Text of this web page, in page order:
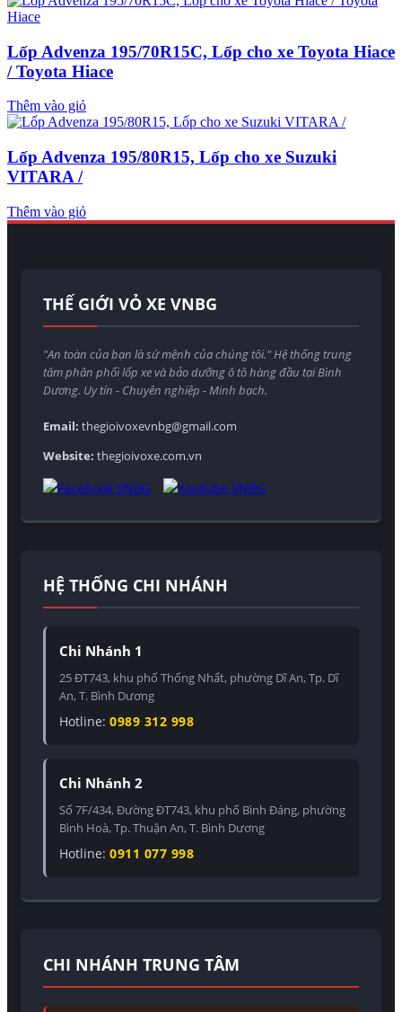
Lốp Advenza 195/70R15C, Lốp cho xe Toyota Hiace
/ Toyota Hiace
Thêm vào giỏ
Lốp Advenza 195/80R15, Lốp cho xe Suzuki
VITARA /
Thêm vào giỏ
THẾ GIỚI VỎ XE VNBG
"An toàn của bạn là sứ mệnh của chúng tôi." Hệ thống trung
tâm phân phối lốp xe và bảo dưỡng ô tô hàng đầu tại Bình
Dương. Uy tín - Chuyên nghiệp - Minh bạch.
Email: thegioivoxevnbg@gmail.com
Website: thegioivoxe.com.vn
HỆ THỐNG CHI NHÁNH
Chi Nhánh 1
25 ĐT743, khu phố Thống Nhất, phường Dĩ An, Tp. Dĩ
An, T. Bình Dương
Hotline: 0989 312 998
Chi Nhánh 2
Số 7F/434, Đường ĐT743, khu phố Bình Đáng, phường
Bình Hoà, Tp. Thuận An, T. Bình Dương
Hotline: 0911 077 998
CHI NHÁNH TRUNG TÂM